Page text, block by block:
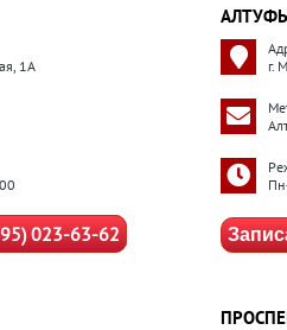
1А
023-63-62
г.